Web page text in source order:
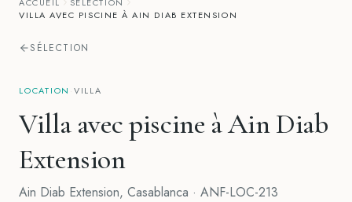
VILLA AVEC PISCINE À AIN DIAB EXTENSION
SÉLECTION
LOCATION VILLA
Villa avec piscine à Ain Diab
Extension
Ain Diab Extension, Casablanca · ANF-LOC-213